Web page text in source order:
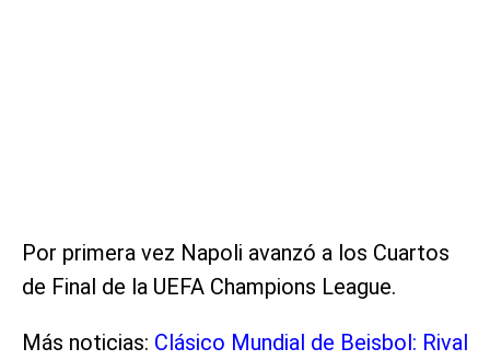
Por primera vez Napoli avanzó a los Cuartos
de Final de la UEFA Champions League.
Más noticias: Clásico Mundial de Beisbol: Rival